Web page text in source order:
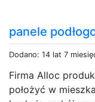
panele
Dodano: 14 lat 7
Firma Alloc
położyć w